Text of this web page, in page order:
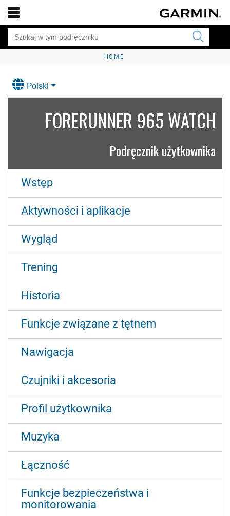
HOME
Polski
FORERUNNER 965 WATCH
Podręcznik użytkownika
Wstęp
Aktywności i aplikacje
Wygląd
Trening
Historia
Funkcje związane z tętnem
Nawigacja
Czujniki i akcesoria
Profil użytkownika
Muzyka
Łączność
Funkcje bezpieczeństwa i
monitorowania